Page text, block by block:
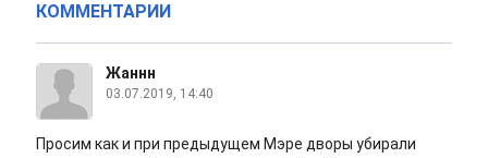
КОММЕНТАРИИ
Жаннн
03.07.2019, 14:40
Просим как и при предыдущем Мэре дворы убирали